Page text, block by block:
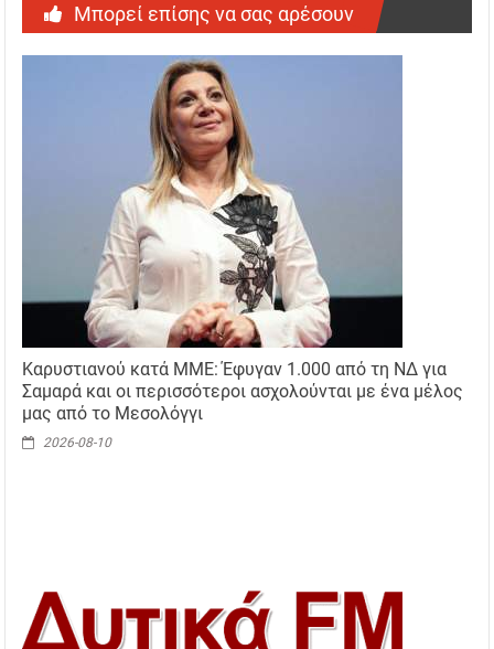
Μπορεί επίσης να σας αρέσουν
Καρυστιανού κατά ΜΜΕ: Έφυγαν 1.000 από τη ΝΔ για
Σαμαρά και οι περισσότεροι ασχολούνται με ένα μέλος
μας από το Μεσολόγγι
2026-08-10